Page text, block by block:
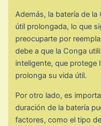
Además, la batería de
útil prolongada, lo que
preocuparte por
debe a que la Conga
inteligente, que protege
prolonga su vida útil.
Por otro lado, es
duración de la batería
factores, como el tipo